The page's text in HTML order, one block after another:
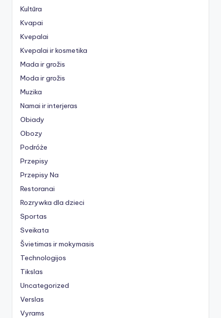
Kultūra
Kvapai
Kvepalai
Kvepalai ir kosmetika
Mada ir grožis
Moda ir grožis
Muzika
Namai ir interjeras
Obiady
Obozy
Podróże
Przepisy
Przepisy Na
Restoranai
Rozrywka dla dzieci
Sportas
Sveikata
Švietimas ir mokymasis
Technologijos
Tikslas
Uncategorized
Verslas
Vyrams